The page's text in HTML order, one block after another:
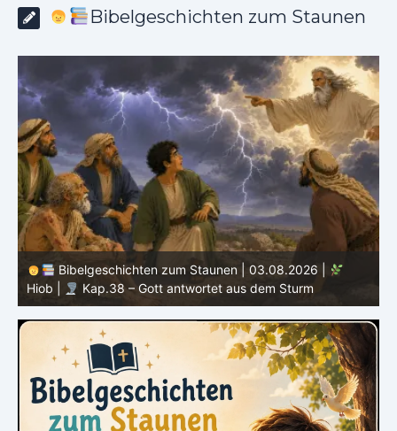
Bibelgeschichten zum Staunen
Bibelgeschichten zum Staunen | 02.08.2026 |
Hiob |
Kap.37 – Elihu staunt über Gottes Stimme im
Donner